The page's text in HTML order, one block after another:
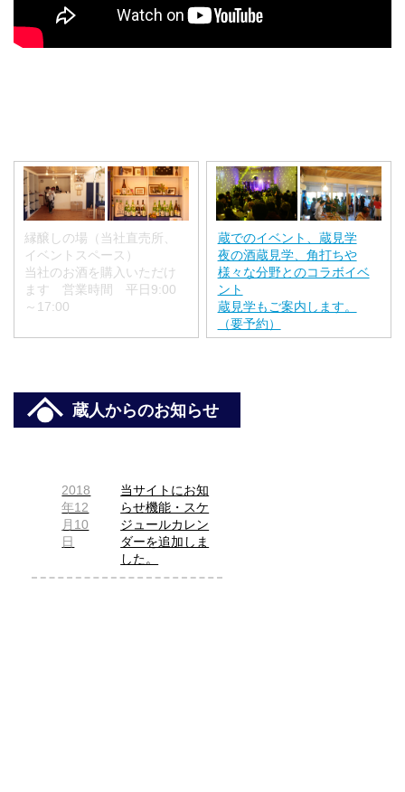
縁醸しの場（当社直売所、
イベントスペース）
当社のお酒を購入いただけ
ます 営業時間 平日9:00
～17:00
蔵でのイベント、蔵見学
夜の酒蔵見学、角打ちや
様々な分野とのコラボイベ
ント
蔵見学もご案内します。
（要予約）
蔵人からのお知らせ
2018
年12
月10
日
当サイトにお知
らせ機能・スケ
ジュールカレン
ダーを追加しま
した。